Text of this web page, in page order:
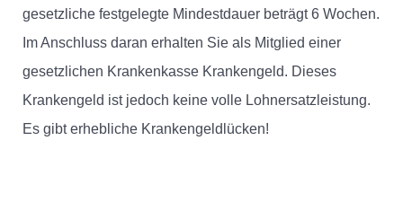
gesetzliche festgelegte Mindestdauer beträgt 6 Wochen.
Im Anschluss daran erhalten Sie als Mitglied einer
gesetzlichen Krankenkasse Krankengeld. Dieses
Krankengeld ist jedoch keine volle Lohnersatzleistung.
Es gibt erhebliche Krankengeldlücken!